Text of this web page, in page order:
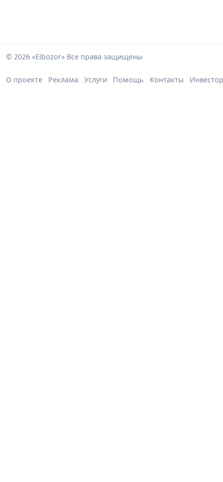
© 2026 «Elbozor» Все права защищены
О проекте Реклама Услуги Помощь Контакты